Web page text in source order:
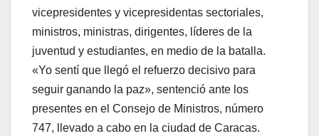
vicepresidentes y vicepresidentas sectoriales,
ministros, ministras, dirigentes, líderes de la
juventud y estudiantes, en medio de la batalla.
«Yo sentí que llegó el refuerzo decisivo para
seguir ganando la paz», sentenció ante los
presentes en el Consejo de Ministros, número
747, llevado a cabo en la ciudad de Caracas.